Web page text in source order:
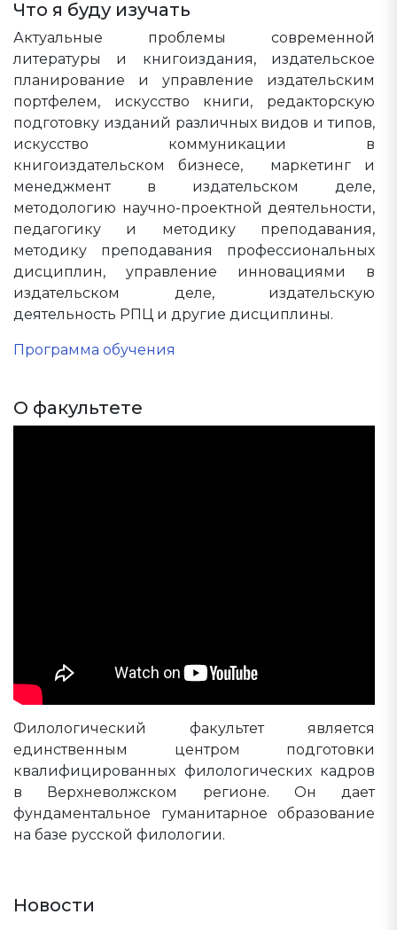
Что я буду изучать
Актуальные проблемы современной
литературы и книгоиздания, издательское
планирование и управление издательским
портфелем, искусство книги, редакторскую
подготовку изданий различных видов и типов,
искусство коммуникации в
книгоиздательском бизнесе, маркетинг и
менеджмент в издательском деле,
методологию научно-проектной деятельности,
педагогику и методику преподавания,
методику преподавания профессиональных
дисциплин, управление инновациями в
издательском деле, издательскую
деятельность РПЦ и другие дисциплины.
Программа обучения
О факультете
Филологический факультет является
единственным центром подготовки
квалифицированных филологических кадров
в Верхневолжском регионе. Он дает
фундаментальное гуманитарное образование
на базе русской филологии.
Новости